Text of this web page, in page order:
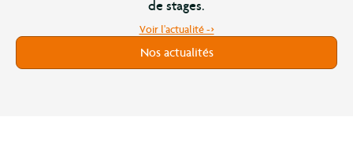
de stages.
Voir l'actualité ->
Nos actualités